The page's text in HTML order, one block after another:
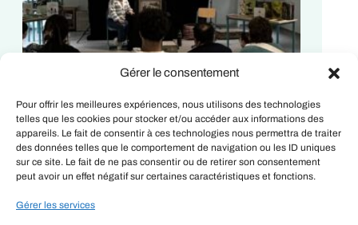
Gérer le consentement
Pour offrir les meilleures expériences, nous utilisons des technologies
telles que les cookies pour stocker et/ou accéder aux informations des
appareils. Le fait de consentir à ces technologies nous permettra de traiter
des données telles que le comportement de navigation ou les ID uniques
sur ce site. Le fait de ne pas consentir ou de retirer son consentement
peut avoir un effet négatif sur certaines caractéristiques et fonctions.
Gérer les services